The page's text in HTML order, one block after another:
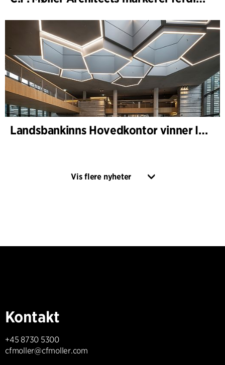
Landsbankinns Hovedkontor vinner Islandske Betongpris
Vis flere nyheter
Kontakt
+45 8730 5300
cfmoller@cfmoller.com